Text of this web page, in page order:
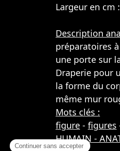
Largeur en cm
Description
préparatoires
une porte sur
Draperie pour
la forme du
même mur
Mots clés :
figure - figures
HUMAIN -